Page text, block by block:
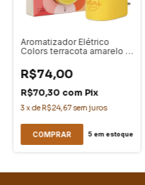
Aromatizador Elétrico
Colors terracota amarelo -
R$74,00
R$70,30 com Pix
3xdeR$24,67sem juros
5em estoque